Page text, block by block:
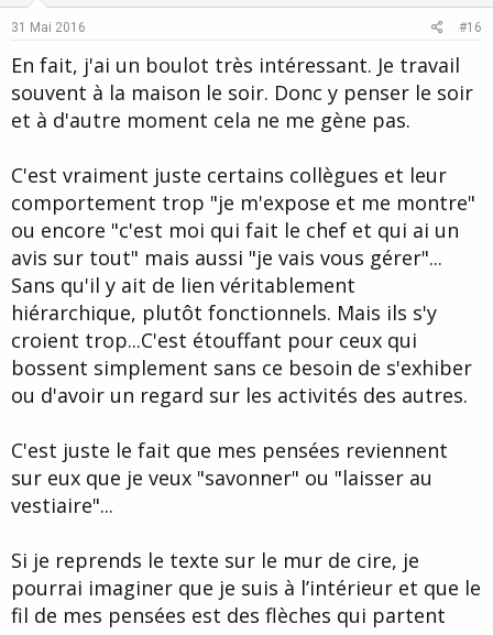
e
31 Mai 2016 #16
En fait, j'ai un boulot très intéressant. Je travail
souvent à la maison le soir. Donc y penser le soir
et à d'autre moment cela ne me gène pas.
C'est vraiment juste certains collègues et leur
comportement trop "je m'expose et me montre"
ou encore "c'est moi qui fait le chef et qui ai un
avis sur tout" mais aussi "je vais vous gérer"...
Sans qu'il y ait de lien véritablement
hiérarchique, plutôt fonctionnels. Mais ils s'y
croient trop...C'est étouffant pour ceux qui
bossent simplement sans ce besoin de s'exhiber
ou d'avoir un regard sur les activités des autres.
C'est juste le fait que mes pensées reviennent
sur eux que je veux "savonner" ou "laisser au
vestiaire"...
Si je reprends le texte sur le mur de cire, je
pourrai imaginer que je suis à l’intérieur et que le
fil de mes pensées est des flèches qui partent